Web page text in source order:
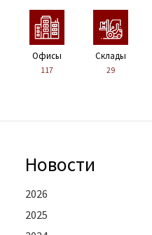
Офисы
117
Склады
29
Новости
2026
2025